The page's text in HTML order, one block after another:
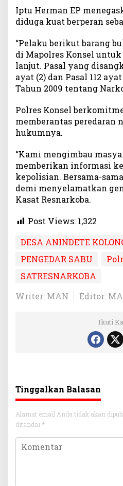
2
G
a
m
S
a
b
Iptu Herman EP
diduga kuat berperan
“Pelaku berikut barang
di Mapolres Konsel
lanjut. Pasal yang
ayat (2) dan Pasal 112
Tahun 2009 tentang
Polres Konsel
memberantas
hukumnya.
“Kami mengimbau
memberikan informasi
kepolisian. Bersama-
demi menyelamatkan
Kasat Resnarkoba.
Post Views: 1,322
DESA ANINDETE
PENGEDAR SABU
SATRESNARKOBA
Writer: MAN
Editor:
Ikuti
Tinggalkan Balasan
Alamat email Anda tidak akan
ditandai *